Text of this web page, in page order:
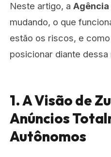
Neste artigo, a Agência
mudando, o que
estão os riscos, e
posicionar diante dessa
1. A Visão de
Anúncios
Autônomos